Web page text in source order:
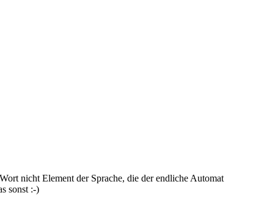
nicht Element der Sprache, die der endliche Automat
sonst :-)